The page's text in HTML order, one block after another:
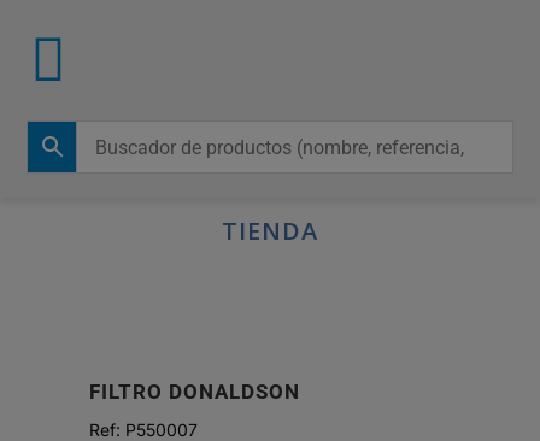
TIENDA
FILTRO DONALDSON
Ref: P550007